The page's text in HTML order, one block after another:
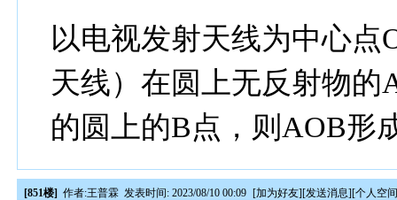
以电视发射天线为中心
天线）在圆上无反射物
的圆上的B点，则AOB形
[851楼] 作者:王普霖 发表时间: 2023/08/10 00:09 [加为好友][发送消息][个人空